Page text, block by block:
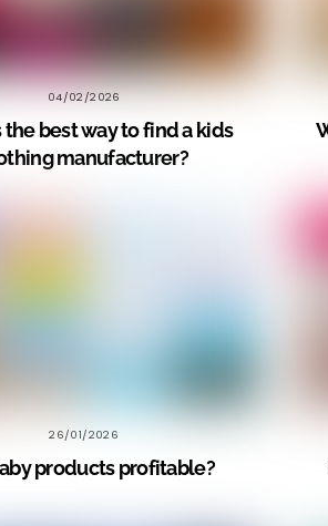
04/02/2026
the best way to find a kids
manufacturer?
26/01/2026
products profitable?